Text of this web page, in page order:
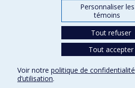
Nos départements et écoles
Conditions d’utilisation
Personnaliser les
témoins
Tout refuser
Tout accepter
Voir notre politique de confidentialité
d’utilisation.